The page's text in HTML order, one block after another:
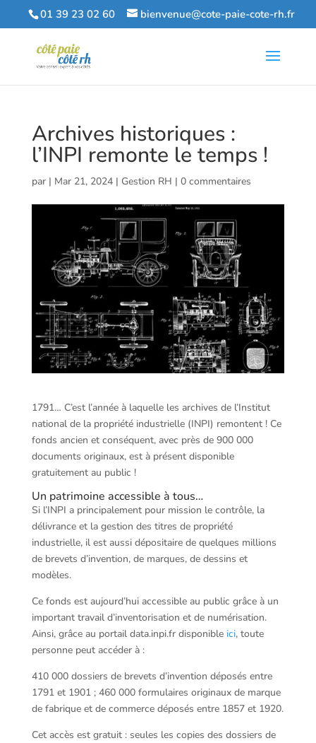
01 39 23 02 60 bienvenue@cote-paie-cote-rh.fr
Archives historiques :
l’INPI remonte le temps !
par | Mar 21, 2024| Gestion RH | 0 commentaires
1791… C’est l’année à laquelle les archives de l’Institut
national de la propriété industrielle (INPI) remontent ! Ce
fonds ancien et conséquent, avec près de 900 000
documents originaux, est à présent disponible
gratuitement au public !
Un patrimoine accessible à tous…
Si l’INPI a principalement pour mission le contrôle, la
délivrance et la gestion des titres de propriété
industrielle, il est aussi dépositaire de quelques millions
de brevets d’invention, de marques, de dessins et
modèles.
Ce fonds est aujourd’hui accessible au public grâce à un
important travail d’inventorisation et de numérisation.
Ainsi, grâce au portail data.inpi.fr disponible ici, toute
personne peut accéder à :
410 000 dossiers de brevets d’invention déposés entre
1791 et 1901 ; 460 000 formulaires originaux de marque
de fabrique et de commerce déposés entre 1857 et 1920.
Cet accès est gratuit : seules les copies des dossiers de